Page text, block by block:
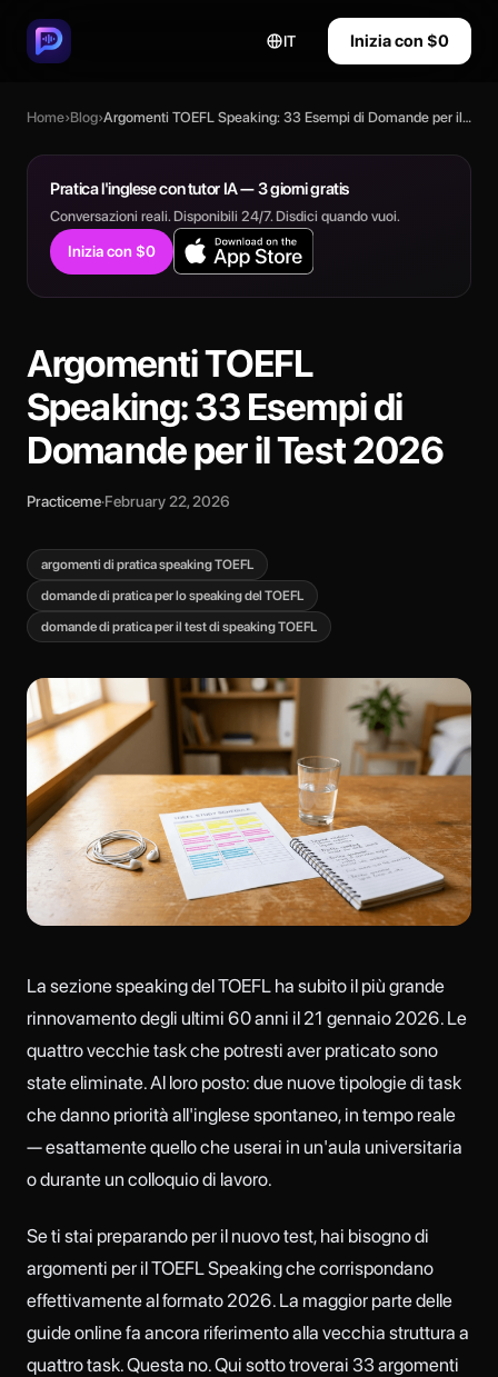
IT Inizia con $0
Home›Blog› Argomenti TOEFL Speaking: 33 Esempi di Domande per il Test 2026
Pratica l'inglese con tutor IA — 3 giorni gratis
Conversazioni reali. Disponibili 24/7. Disdici quando vuoi.
Inizia con $0
Argomenti TOEFL
Speaking: 33 Esempi di
Domande per il Test 2026
Practiceme·February 22, 2026
argomenti di pratica speaking TOEFL
domande di pratica per lo speaking del TOEFL
domande di pratica per il test di speaking TOEFL
La sezione speaking del TOEFL ha subito il più grande
rinnovamento degli ultimi 60 anni il 21 gennaio 2026. Le
quattro vecchie task che potresti aver praticato sono
state eliminate. Al loro posto: due nuove tipologie di task
che danno priorità all'inglese spontaneo, in tempo reale
— esattamente quello che userai in un'aula universitaria
o durante un colloquio di lavoro.
Se ti stai preparando per il nuovo test, hai bisogno di
argomenti per il TOEFL Speaking che corrispondano
effettivamente al formato 2026. La maggior parte delle
guide online fa ancora riferimento alla vecchia struttura a
quattro task. Questa no. Qui sotto troverai 33 argomenti